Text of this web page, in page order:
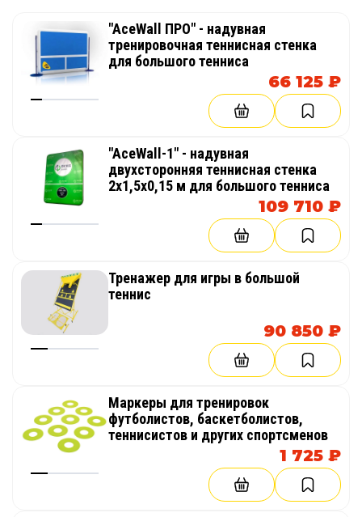
"AceWall ПРО" - надувная
тренировочная теннисная стенка
для большого тенниса
66 125 ₽
"AceWall-1" - надувная
двухсторонняя теннисная стенка
2х1,5х0,15 м для большого тенниса
109 710 ₽
Тренажер для игры в большой
теннис
90 850 ₽
Маркеры для тренировок
футболистов, баскетболистов,
теннисистов и других спортсменов
1 725 ₽